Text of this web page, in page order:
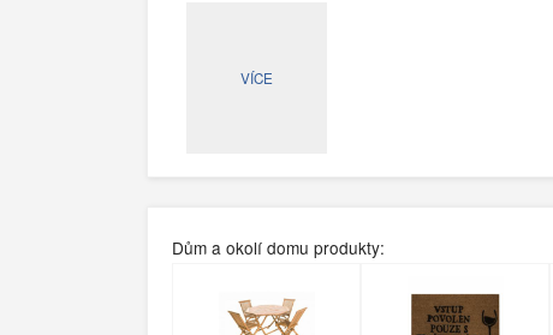
VÍCE
Dům a okolí domu produkty: